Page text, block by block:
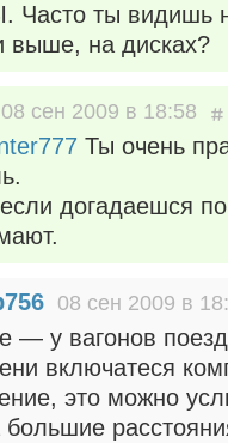
Часто ты видишь
выше, на дисках?
08 сен 2009 в 18:58
Ты очень
догадаешся
08 сен 2009 в
— у вагонов
включатеся
это можно